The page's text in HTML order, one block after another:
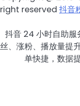
right reserved 抖音
抖音 24 小时自助服
丝、涨粉、播放量提
单快捷，数据